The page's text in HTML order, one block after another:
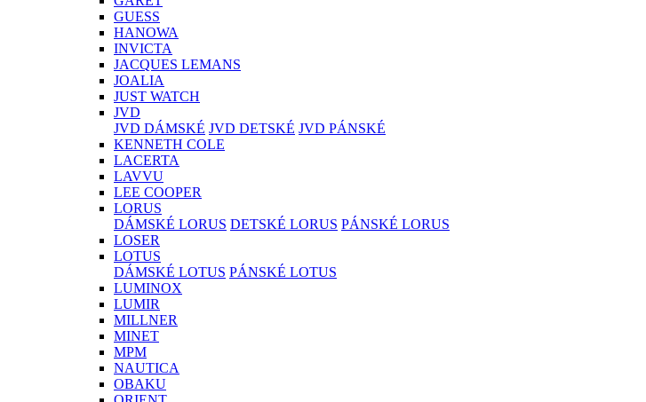
GUESS
HANOWA
INVICTA
JACQUES LEMANS
JOALIA
JUST WATCH
JVD
JVD DÁMSKÉ JVD DETSKÉ JVD PÁNSKÉ
KENNETH COLE
LACERTA
LAVVU
LEE COOPER
LORUS
DÁMSKÉ LORUS DETSKÉ LORUS PÁNSKÉ LORUS
LOSER
LOTUS
DÁMSKÉ LOTUS PÁNSKÉ LOTUS
LUMINOX
LUMIR
MILLNER
MINET
MPM
NAUTICA
OBAKU